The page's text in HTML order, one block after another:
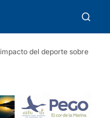
del deporte sobre